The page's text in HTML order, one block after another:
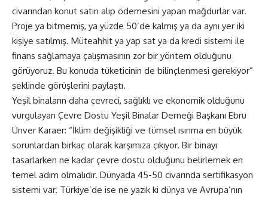
civarından konut satın alıp ödemesini yapan mağdurlar var.
Proje ya bitmemiş, ya yüzde 50’de kalmış ya da aynı yer iki
kişiye satılmış. Müteahhit ya yap sat ya da kredi sistemi ile
finans sağlamaya çalışmasının zor bir yöntem olduğunu
görüyoruz. Bu konuda tüketicinin de bilinçlenmesi gerekiyor”
şeklinde görüşlerini paylaştı.
Yeşil binaların daha çevreci, sağlıklı ve ekonomik olduğunu
vurgulayan Çevre Dostu Yeşil Binalar Derneği Başkanı Ebru
Ünver Karaer: “İklim değişikliği ve tümsel ısınma en büyük
sorunlardan birkaç olarak karşımıza çıkıyor. Bir binayı
tasarlarken ne kadar çevre dostu olduğunu belirlemek en
temel adım olmalıdır. Dünyada 45-50 civarında sertifikasyon
sistemi var. Türkiye’de ise ne yazık ki dünya ve Avrupa’nın